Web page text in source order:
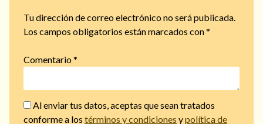
Tu dirección de correo electrónico no será publicada.
Los campos obligatorios están marcados con*
Comentario*
Al enviar tus datos, aceptas que sean tratados
conforme a los términos y condiciones ypolítica de